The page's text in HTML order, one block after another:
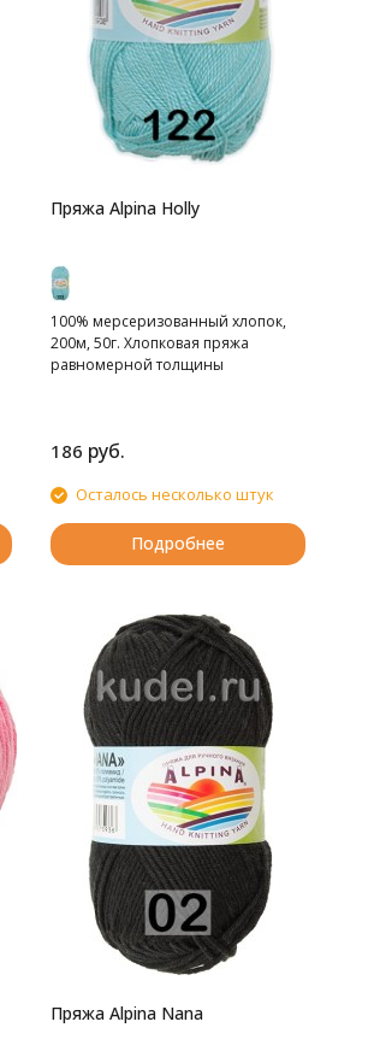
Пряжа Alpina Holly
100% мерсеризованный хлопок,
200м, 50г. Хлопковая пряжа
равномерной толщины
186 руб.
Осталось несколько штук
Подробнее
Пряжа Alpina Nana